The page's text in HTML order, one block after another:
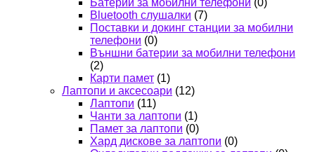
Батерии за мобилни телефони (0)
Bluetooth слушалки (7)
Поставки и докинг станции за мобилни
телефони (0)
Външни батерии за мобилни телефони
(2)
Карти памет (1)
Лаптопи и аксесоари (12)
Лаптопи (11)
Чанти за лаптопи (1)
Памет за лаптопи (0)
Хард дискове за лаптопи (0)